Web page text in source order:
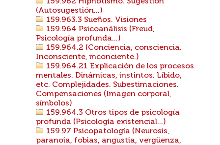
(Autosugestión...)
159.963.3 Sueños. Visiones
159.964 Psicoanálisis (Freud,
Psicología profunda...)
159.964.2 (Conciencia, consciencia.
Inconsciente, inconciente.)
159.964.21 Explicación de los procesos
mentales. Dinámicas, instintos. Líbido,
etc. Complejidades. Subestimaciones.
Compensaciones (Imagen corporal,
símbolos)
159.964.3 Otros tipos de psicología
profunda (Psicología existencial...)
159.97 Psicopatología (Neurosis,
paranoia, fobias, angustia, vergüenza,